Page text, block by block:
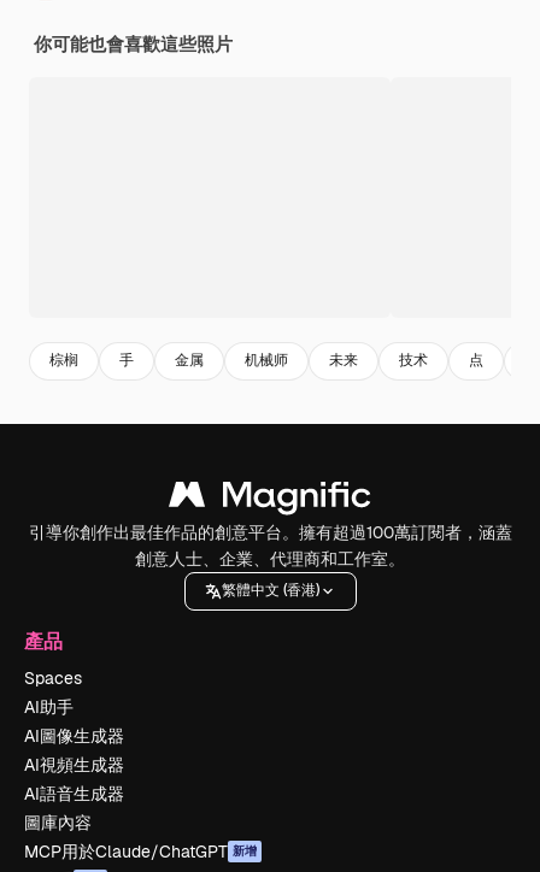
你可能也會喜歡這些照片
棕榈 手 金属 机械师 未来 技术 点
引導你創作出最佳作品的創意平台。擁有超過100萬訂閱者，涵蓋
創意人士、企業、代理商和工作室。
繁體中文 (香港)
產品
Spaces
AI助手
AI圖像生成器
AI視頻生成器
AI語音生成器
圖庫內容
MCP用於Claude/ChatGPT 新增